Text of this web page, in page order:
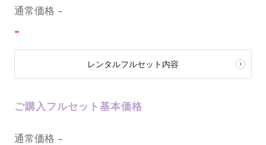
通常価格 -
-
レンタルフルセット内容
ご購入フルセット基本価格
通常価格 -